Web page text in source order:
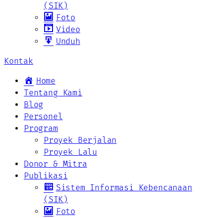
(SIK)
Foto
Video
Unduh
Kontak
Home
Tentang Kami
Blog
Personel
Program
Proyek Berjalan
Proyek Lalu
Donor & Mitra
Publikasi
Sistem Informasi Kebencanaan
(SIK)
Foto